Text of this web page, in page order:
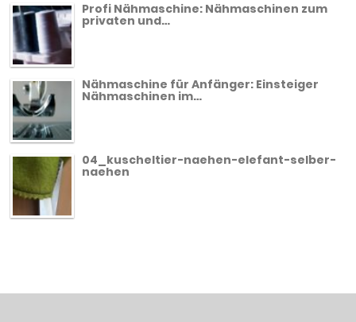
Profi Nähmaschine: Nähmaschinen zum
privaten und…
Nähmaschine für Anfänger: Einsteiger
Nähmaschinen im…
04_kuscheltier-naehen-elefant-selber-
naehen